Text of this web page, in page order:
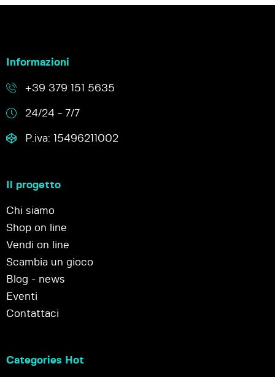
Informazioni
+39 379 151 5635
24/24 - 7/7
P.iva: 15496211002
Il progetto
Chi siamo
Shop on line
Vendi on line
Scambia un gioco
Blog - news
Eventi
Contattaci
Categories Hot